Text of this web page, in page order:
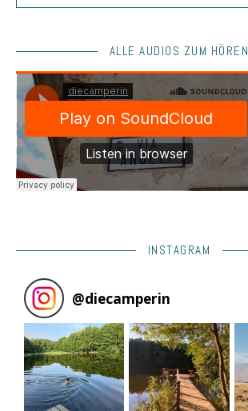
ALLE AUDIOS ZUM HÖREN
INSTAGRAM
@diecamperin